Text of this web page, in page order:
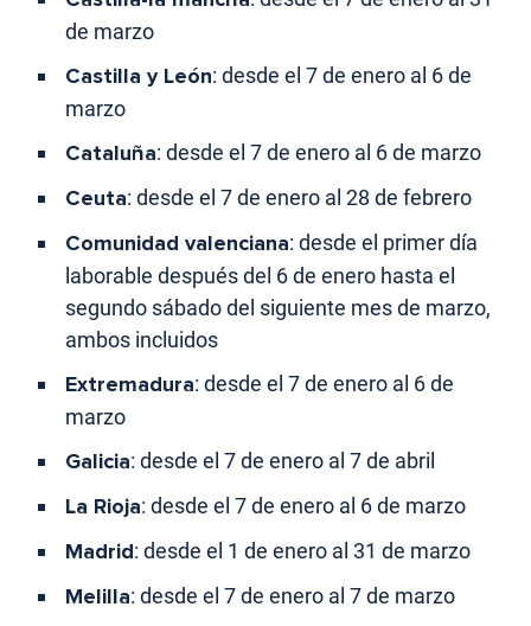
de marzo
Castilla y León: desde el 7 de enero al 6 de
marzo
Cataluña: desde el 7 de enero al 6 de marzo
Ceuta: desde el 7 de enero al 28 de febrero
Comunidad valenciana: desde el primer día
laborable después del 6 de enero hasta el
segundo sábado del siguiente mes de marzo,
ambos incluidos
Extremadura: desde el 7 de enero al 6 de
marzo
Galicia: desde el 7 de enero al 7 de abril
La Rioja: desde el 7 de enero al 6 de marzo
Madrid: desde el 1 de enero al 31 de marzo
Melilla: desde el 7 de enero al 7 de marzo